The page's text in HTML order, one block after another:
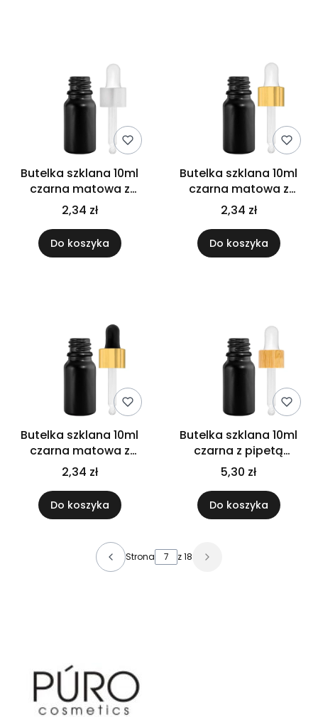
Butelka szklana 10ml
czarna matowa z
pipetą srebrną
2,34 zł
Do koszyka
Butelka szklana 10ml
czarna matowa z
pipetą złoto białą
2,34 zł
Do koszyka
Butelka szklana 10ml
czarna matowa z
pipetą złoto czarną
2,34 zł
Do koszyka
Butelka szklana 10ml
czarna z pipetą
bambusową
5,30 zł
Do koszyka
Strona z 18